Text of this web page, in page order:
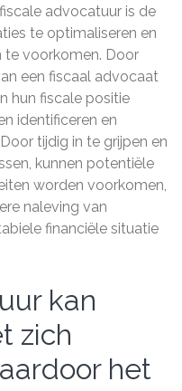
advocatuur is de
te optimaliseren en
te voorkomen. Door
een fiscaal advocaat
hun fiscale positie
identificeren en
tijdig in te grijpen en
kunnen potentiële
worden voorkomen,
naleving van
financiële situatie
kan
zich
het